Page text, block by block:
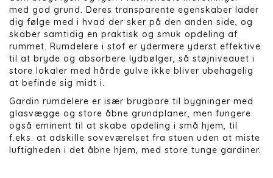
med god grund. Deres transparente egenskaber lader
dig følge med i hvad der sker på den anden side, og
skaber samtidig en praktisk og smuk opdeling af
rummet. Rumdelere i stof er ydermere yderst effektive
til at bryde og absorbere lydbølger, så støjniveauet i
store lokaler med hårde gulve ikke bliver ubehagelig
at befinde sig midt i.
Gardin rumdelere er især brugbare til bygninger med
glasvægge og store åbne grundplaner, men fungere
også eminent til at skabe opdeling i små hjem, til
f.eks. at adskille soveværelset fra stuen uden at miste
luftigheden i det åbne hjem, med store tunge gardiner.